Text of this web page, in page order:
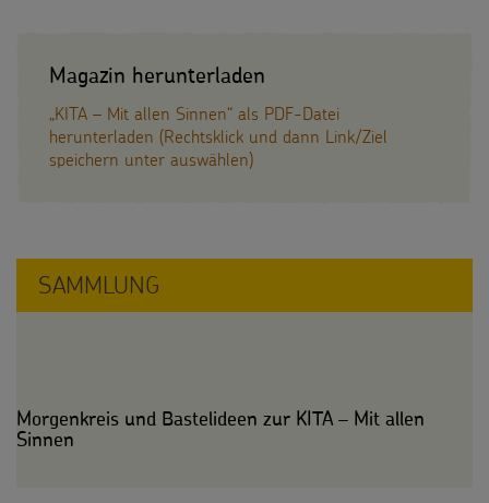
FAQ Spenden
Magazin herunterladen
„KITA – Mit allen Sinnen“ als PDF-Datei
herunterladen (Rechtsklick und dann Link/Ziel
speichern unter auswählen)
SAMMLUNG
Morgenkreis und Bastelideen zur KITA – Mit allen
Sinnen